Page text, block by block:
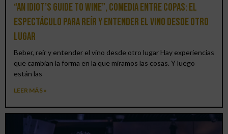
“An Idiot’s Guide to Wine”, comedia entre copas: el
espectáculo para reír y entender el vino desde otro
lugar
Beber, reír y entender el vino desde otro lugar Hay experiencias
que cambian la forma en la que miramos las cosas. Y luego
están las
LEER MÁS »